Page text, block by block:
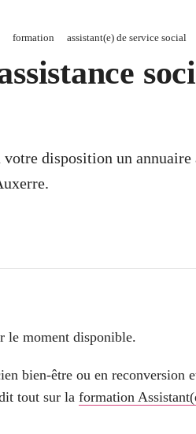
formation assistant(e) de service social
disposition un annuaire
le moment disponible.
bien-être ou en reconversion
tout sur la formation